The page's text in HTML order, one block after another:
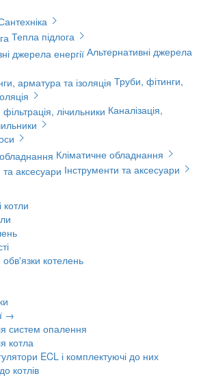
Тепла підлога
Альтернативні джерела
Труби, фітинги,
Каналізація,
Кліматичне обладнання
Інструменти та аксесуари
котли
котелень
→
систем опалення
котла
ECL і комплектуючі до них
котлів